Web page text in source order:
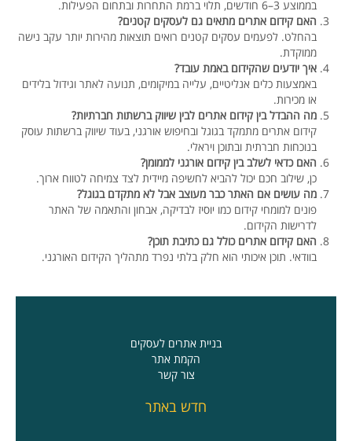
בממוצע 3–6 חודשים, תלוי ברמת התחרות ובתחום הפעילות.
האם קידום אתרים מתאים גם לעסקים קטנים?
בהחלט. לפעמים עסקים קטנים רואים תוצאות מהירות יותר עקב נישה
ממוקדת.
איך יודעים שהקידום באמת עובד?
באמצעות כלים אנליטיים, עלייה במיקומים, תנועה לאתר וגידול בלידים
או מכירות.
מה ההבדל בין קידום אתרים לבין שיווק ברשתות חברתיות?
קידום אתרים מתמקד בגוגל ובחיפוש אורגני, בעוד שיווק ברשתות עוסק
בנוכחות חברתית ובתוכן ויראלי.
האם כדאי לשלב בין קידום אורגני לממומן?
כן, שילוב חכם יכול להביא לחשיפה מיידית לצד צמיחה לטווח ארוך.
מה עושים אם האתר כבר מעוצב אבל לא מתקדם בגוגל?
פונים למומחי קידום כמו יוסיז לבדיקה, אבחון והתאמה של האתר
לדרישות הקידום.
האם קידום אתרים כולל גם כתיבת תוכן?
בוודאי. תוכן איכותי הוא חלק בלתי נפרד מתהליך הקידום האורגני.
בניית אתרים לעסקים
הקמת אתר
צור קשר
חדש באתר